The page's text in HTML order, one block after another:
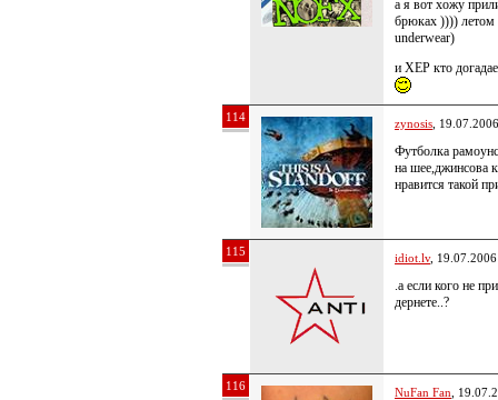
а я вот хожу
брюках )))) летом
underwear)
и ХЕР кто
114 zynosis ,
Футболка
на шее,джинсова
нравится такой
115 idiot.lv,
.а если кого не
дернете..?
116 NuFan Fan ,